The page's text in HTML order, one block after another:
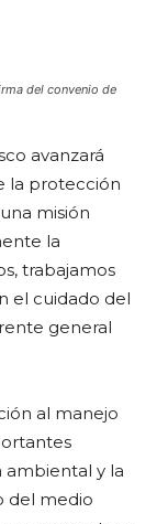
del convenio de
avanzará
la protección
misión
la
trabajamos
el cuidado del
general
al manejo
ambiental y la
del medio